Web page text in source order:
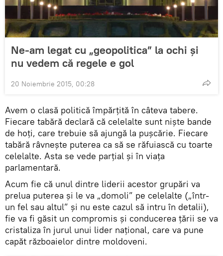
Ne-am legat cu „geopolitica” la ochi şi
nu vedem că regele e gol
20 Noiembrie 2015, 00:28
Avem o clasă politică împărţită în câteva tabere.
Fiecare tabără declară că celelalte sunt nişte bande
de hoţi, care trebuie să ajungă la puşcărie. Fiecare
tabără râvneşte puterea ca să se răfuiască cu toarte
celelalte. Asta se vede parţial şi în viaţa
parlamentară.
Acum fie că unul dintre liderii acestor grupări va
prelua puterea şi le va „domoli” pe celelalte („într-
un fel sau altul” şi nu este cazul să intru în detalii),
fie va fi găsit un compromis şi conducerea ţării se va
cristaliza în jurul unui lider naţional, care va pune
capăt războaielor dintre moldoveni.